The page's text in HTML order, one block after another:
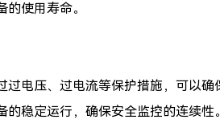
使用寿命。
电压、过电流等保护措施，可以确
稳定运行，确保安全监控的连续性。